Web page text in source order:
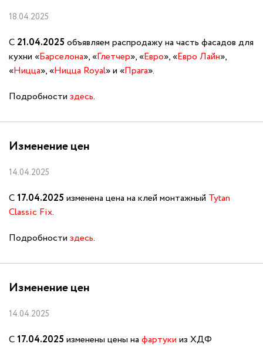
18.04.2025
С 21.04.2025 объявляем распродажу на часть фасадов для
кухни «Барселона», «Глетчер», «Евро», «Евро Лайн»,
«Ницца», «Ницца Royal» и «Прага».
Подробности здесь.
Изменение цен
14.04.2025
С17.04.2025 изменена цена на клей монтажный Tytan
Classic Fix.
Подробности здесь.
Изменение цен
14.04.2025
С17.04.2025 изменены цены на фартуки из ХДФ